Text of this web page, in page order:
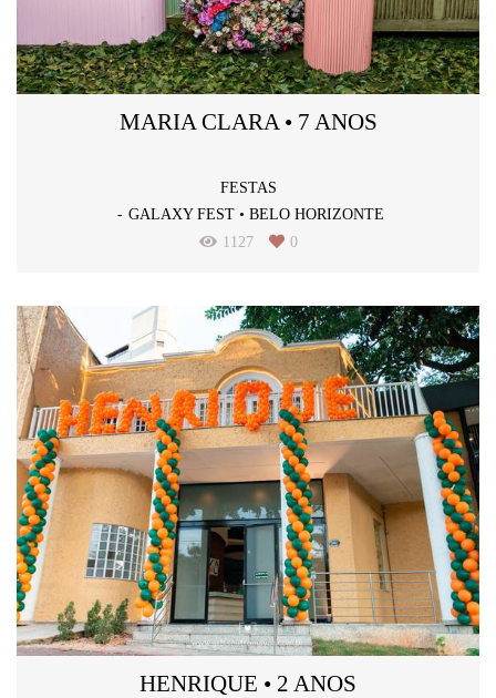
MARIA CLARA • 7 ANOS
FESTAS
GALAXY FEST • BELO HORIZONTE
1127
0
HENRIQUE • 2 ANOS